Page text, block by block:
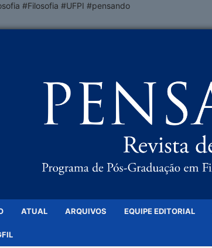
#Filosofia #UFPI #pensando
ATUAL ARQUIVOS EQUIPE EDITORIAL